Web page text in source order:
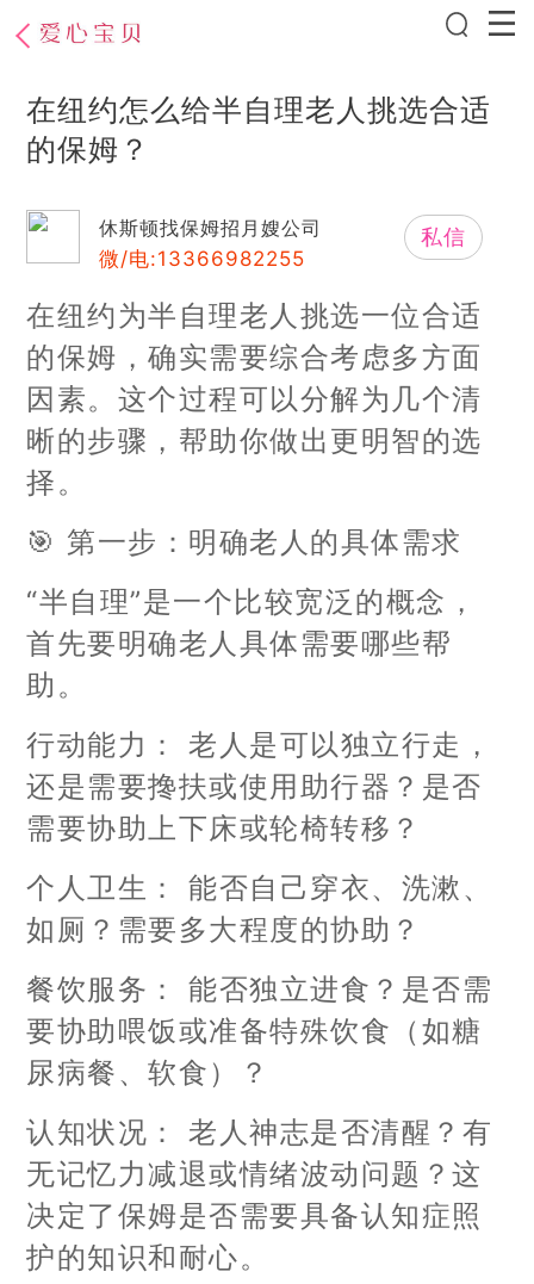
在纽约怎么给半自理老人挑选合适
的保姆？
休斯顿找保姆招月嫂公司
微/电:13366982255
私信
在纽约为半自理老人挑选一位合适
的保姆，确实需要综合考虑多方面
因素。这个过程可以分解为几个清
晰的步骤，帮助你做出更明智的选
择。
🎯 第一步：明确老人的具体需求
“半自理”是一个比较宽泛的概念，
首先要明确老人具体需要哪些帮
助。
行动能力： 老人是可以独立行走，
还是需要搀扶或使用助行器？是否
需要协助上下床或轮椅转移？
个人卫生： 能否自己穿衣、洗漱、
如厕？需要多大程度的协助？
餐饮服务： 能否独立进食？是否需
要协助喂饭或准备特殊饮食（如糖
尿病餐、软食）？
认知状况： 老人神志是否清醒？有
无记忆力减退或情绪波动问题？这
决定了保姆是否需要具备认知症照
护的知识和耐心。